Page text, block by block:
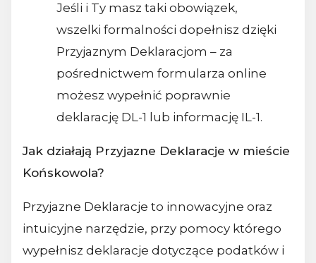
Jeśli i Ty masz taki obowiązek,
wszelki formalności dopełnisz dzięki
Przyjaznym Deklaracjom – za
pośrednictwem formularza online
możesz wypełnić poprawnie
deklarację DL-1 lub informację IL-1.
Jak działają Przyjazne Deklaracje w mieście
Końskowola?
Przyjazne Deklaracje to innowacyjne oraz
intuicyjne narzędzie, przy pomocy którego
wypełnisz deklaracje dotyczące podatków i